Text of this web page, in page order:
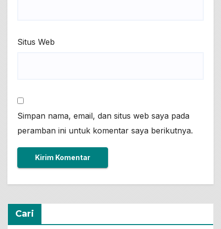
Situs Web
Simpan nama, email, dan situs web saya pada
peramban ini untuk komentar saya berikutnya.
Cari